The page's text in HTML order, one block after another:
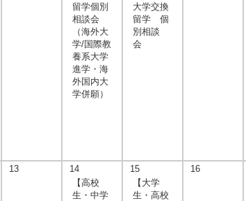
留学個別
相談会
（海外大
学/国際教
養系大学
進学・海
外国内大
学併願）
大学交換
留学 個
別相談
会
13
14
【高校
生・中学
15
【大学
生・高校
16